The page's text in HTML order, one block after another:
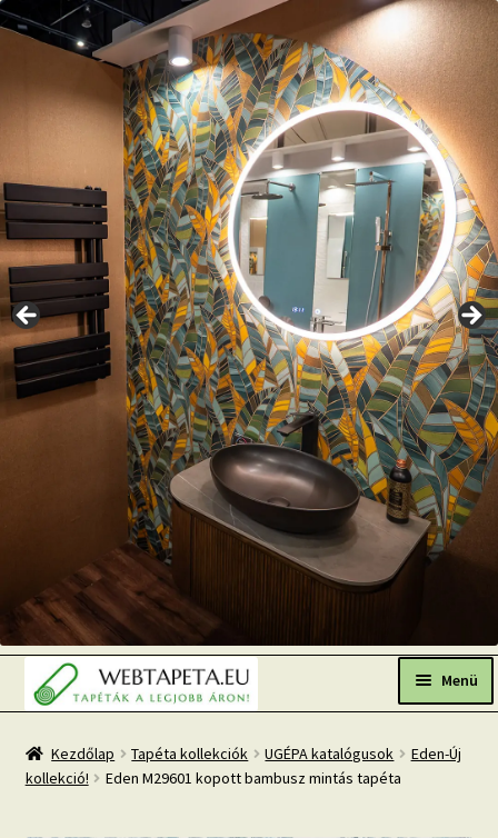
Ugrás
a
navigációhoz
Kilépés
a
tartalomba Menü
Népszerű tapéták
Kezdőlap Tapéta kollekciók UGÉPA katalógusok
Eden-Új
kollekció!
Eden M29601 kopott bambusz mintás tapéta